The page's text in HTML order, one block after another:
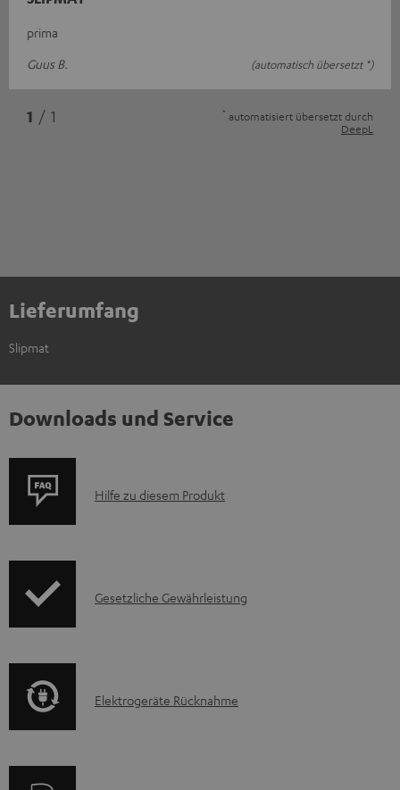
prima
Guus B.
(automatisch übersetzt *)
1 / 1 * automatisiert übersetzt durch
DeepL
Lieferumfang
Slipmat
Downloads und Service
P
u
A
Hilfe zu diesem Produkt
I
r
Gesetzliche Gewährleistung
E
Elektrogeräte Rücknahme